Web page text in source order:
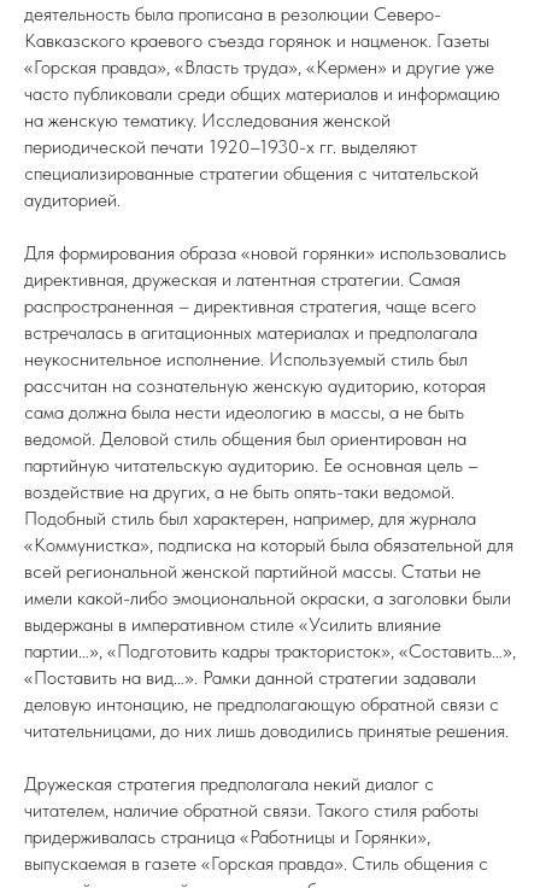
деятельность была прописана в резолюции Северо-
Кавказского краевого съезда горянок и нацменок. Газеты
«Горская правда», «Власть труда», «Кермен» и другие уже
часто публиковали среди общих материалов и информацию
на женскую тематику. Исследования женской
периодической печати 1920–1930-х гг. выделяют
специализированные стратегии общения с читательской
аудиторией.
Для формирования образа «новой горянки» использовались
директивная, дружеская и латентная стратегии. Самая
распространенная – директивная стратегия, чаще всего
встречалась в агитационных материалах и предполагала
неукоснительное исполнение. Используемый стиль был
рассчитан на сознательную женскую аудиторию, которая
сама должна была нести идеологию в массы, а не быть
ведомой. Деловой стиль общения был ориентирован на
партийную читательскую аудиторию. Ее основная цель –
воздействие на других, а не быть опять-таки ведомой.
Подобный стиль был характерен, например, для журнала
«Коммунистка», подписка на который была обязательной для
всей региональной женской партийной массы. Статьи не
имели какой-либо эмоциональной окраски, а заголовки были
выдержаны в императивном стиле «Усилить влияние
партии…», «Подготовить кадры трактористок», «Составить…»,
«Поставить на вид…». Рамки данной стратегии задавали
деловую интонацию, не предполагающую обратной связи с
читательницами, до них лишь доводились принятые решения.
Дружеская стратегия предполагала некий диалог с
читателем, наличие обратной связи. Такого стиля работы
придерживалась страница «Работницы и Горянки»,
выпускаемая в газете «Горская правда». Стиль общения с